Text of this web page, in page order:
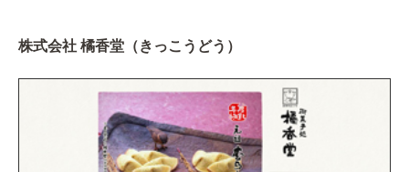
株式会社 橘香堂（きっこうどう）